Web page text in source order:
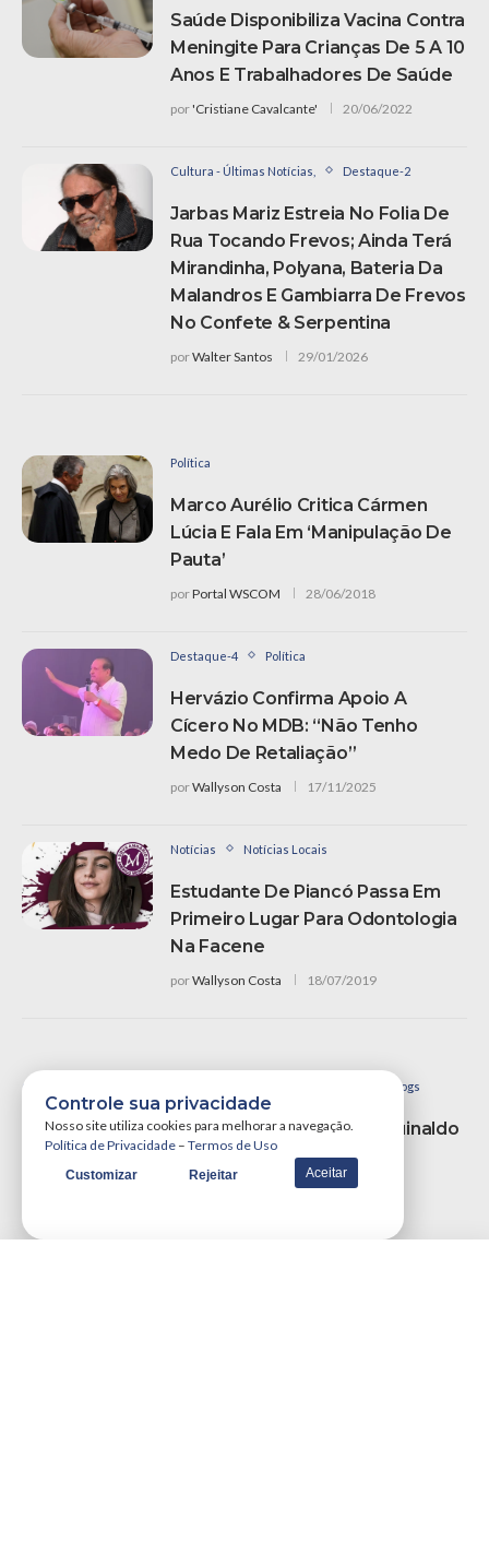
Saúde Disponibiliza Vacina Contra
Meningite Para Crianças De 5 A 10
Anos E Trabalhadores De Saúde
por'Cristiane Cavalcante' 20/06/2022
Cultura - Últimas Notícias, Destaque-2
Jarbas Mariz Estreia No Folia De
Rua Tocando Frevos; Ainda Terá
Mirandinha, Polyana, Bateria Da
Malandros E Gambiarra De Frevos
No Confete & Serpentina
porWalter Santos 29/01/2026
Política
Marco Aurélio Critica Cármen
Lúcia E Fala Em ‘manipulação De
Pauta’
porPortal WSCOM 28/06/2018
Destaque-4 Política
Hervázio Confirma Apoio A
Cícero No MDB: “Não Tenho
Medo De Retaliação”
porWallyson Costa 17/11/2025
Notícias Notícias Locais
Estudante De Piancó Passa Em
Primeiro Lugar Para Odontologia
Na Facene
porWallyson Costa 18/07/2019
Colunistas - Opiniões e Análises de Especialistas Opiniões e Blogs
RC E Vené No Interior E Dilma Avaliando Aguinaldo
E Santiago
Controle sua privacidade
Nosso site utiliza cookies para melhorar a navegação.
Política de Privacidade – Termos de Uso
Customizar Rejeitar Aceitar